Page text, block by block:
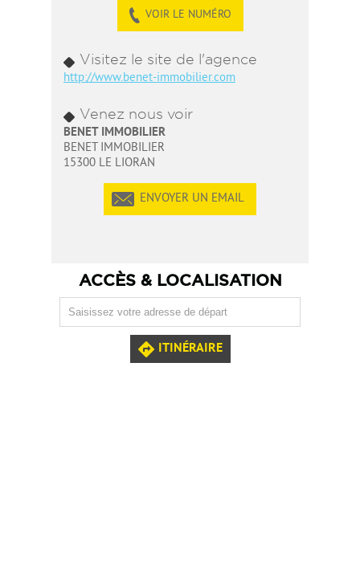
VOIR LE NUMÉRO
Visitez le site de l'agence
http://www.benet-immobilier.com
Venez nous voir
BENET IMMOBILIER
BENET IMMOBILIER
15300 LE LIORAN
ENVOYER UN EMAIL
ACCÈS & LOCALISATION